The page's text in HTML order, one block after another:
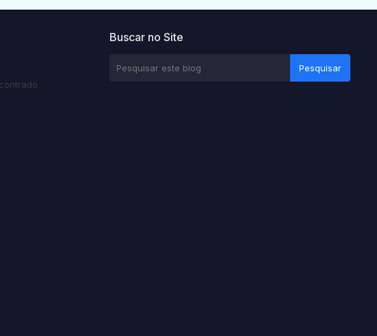
Buscar no Site